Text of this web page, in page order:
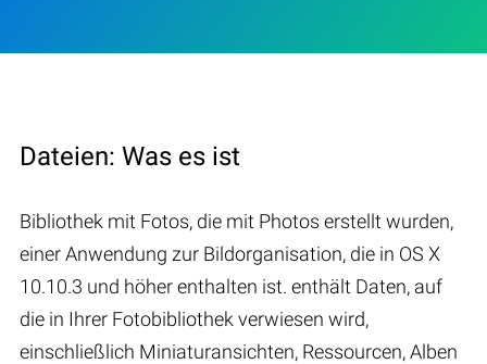
Dateien: Was es ist
Bibliothek mit Fotos, die mit Photos erstellt wurden,
einer Anwendung zur Bildorganisation, die in OS X
10.10.3 und höher enthalten ist. enthält Daten, auf
die in Ihrer Fotobibliothek verwiesen wird,
einschließlich Miniaturansichten, Ressourcen, Alben